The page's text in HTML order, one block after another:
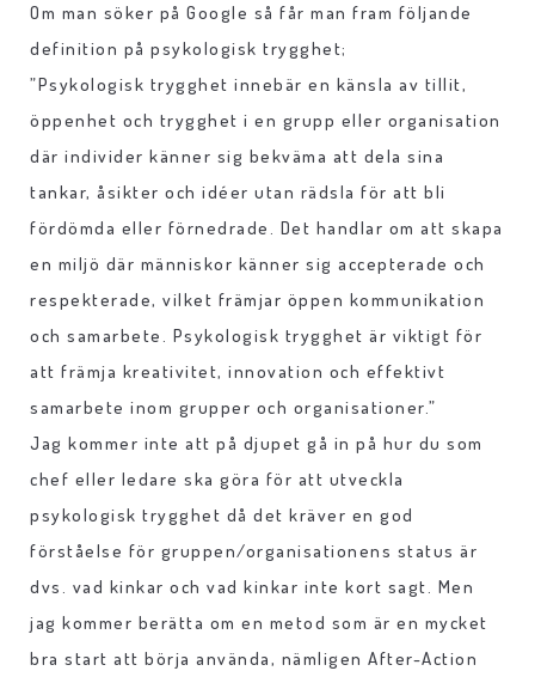
Om man söker på Google så får man fram följande
definition på psykologisk trygghet;
”Psykologisk trygghet innebär en känsla av tillit,
öppenhet och trygghet i en grupp eller organisation
där individer känner sig bekväma att dela sina
tankar, åsikter och idéer utan rädsla för att bli
fördömda eller förnedrade. Det handlar om att skapa
en miljö där människor känner sig accepterade och
respekterade, vilket främjar öppen kommunikation
och samarbete. Psykologisk trygghet är viktigt för
att främja kreativitet, innovation och effektivt
samarbete inom grupper och organisationer.”
Jag kommer inte att på djupet gå in på hur du som
chef eller ledare ska göra för att utveckla
psykologisk trygghet då det kräver en god
förståelse för gruppen/organisationens status är
dvs. vad kinkar och vad kinkar inte kort sagt. Men
jag kommer berätta om en metod som är en mycket
bra start att börja använda, nämligen After-Action